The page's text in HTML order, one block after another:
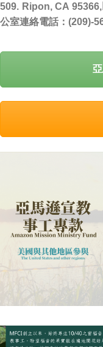
509. Ripon, CA
公室連絡電話：(209)-